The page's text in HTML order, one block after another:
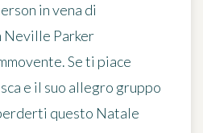
in vena di
Neville Parker
Se ti piace
e il suo allegro gruppo
questo Natale